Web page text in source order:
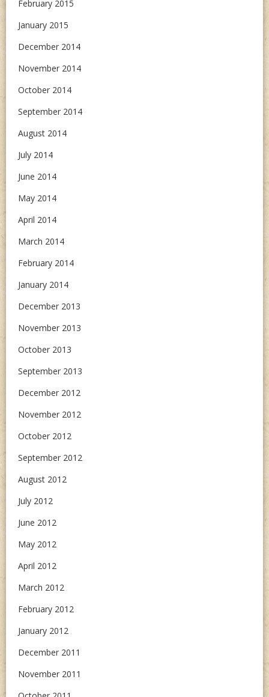
February 2015
January 2015
December 2014
November 2014
October 2014
September 2014
August 2014
July 2014
June 2014
May 2014
April 2014
March 2014
February 2014
January 2014
December 2013
November 2013
October 2013
September 2013
December 2012
November 2012
October 2012
September 2012
August 2012
July 2012
June 2012
May 2012
April 2012
March 2012
February 2012
January 2012
December 2011
November 2011